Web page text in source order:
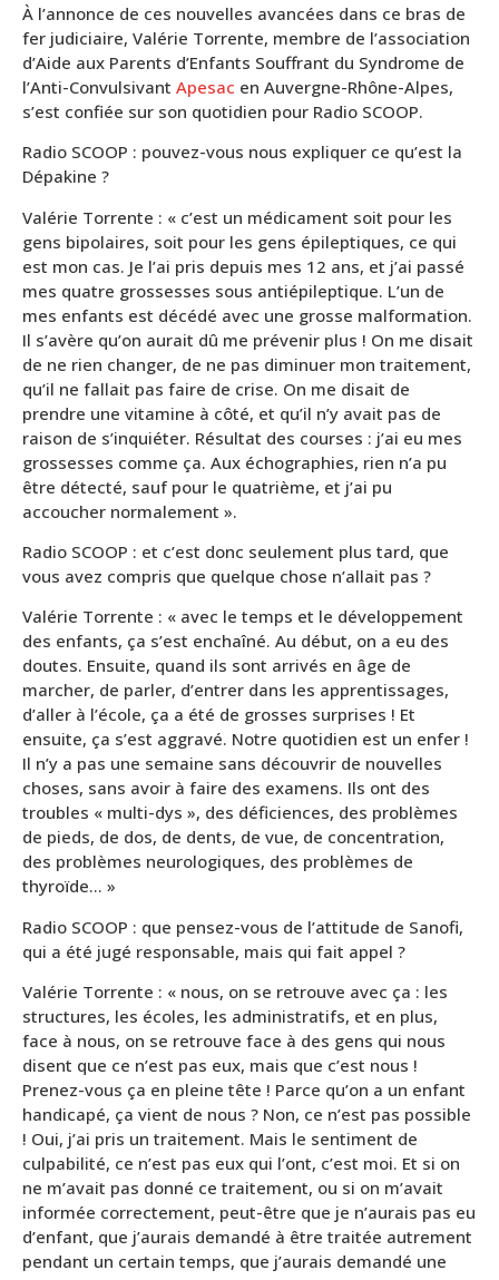
À l’annonce de ces nouvelles avancées dans ce bras de
fer judiciaire, Valérie Torrente, membre de l’association
d’Aide aux Parents d’Enfants Souffrant du Syndrome de
l’Anti-Convulsivant Apesac en Auvergne-Rhône-Alpes,
s’est confiée sur son quotidien pour Radio SCOOP.
Radio SCOOP : pouvez-vous nous expliquer ce qu’est la
Dépakine ?
Valérie Torrente : « c’est un médicament soit pour les
gens bipolaires, soit pour les gens épileptiques, ce qui
est mon cas. Je l’ai pris depuis mes 12 ans, et j’ai passé
mes quatre grossesses sous antiépileptique. L’un de
mes enfants est décédé avec une grosse malformation.
Il s’avère qu’on aurait dû me prévenir plus ! On me disait
de ne rien changer, de ne pas diminuer mon traitement,
qu’il ne fallait pas faire de crise. On me disait de
prendre une vitamine à côté, et qu’il n’y avait pas de
raison de s’inquiéter. Résultat des courses : j’ai eu mes
grossesses comme ça. Aux échographies, rien n’a pu
être détecté, sauf pour le quatrième, et j’ai pu
accoucher normalement ».
Radio SCOOP : et c’est donc seulement plus tard, que
vous avez compris que quelque chose n’allait pas ?
Valérie Torrente : « avec le temps et le développement
des enfants, ça s’est enchaîné. Au début, on a eu des
doutes. Ensuite, quand ils sont arrivés en âge de
marcher, de parler, d’entrer dans les apprentissages,
d’aller à l’école, ça a été de grosses surprises ! Et
ensuite, ça s’est aggravé. Notre quotidien est un enfer !
Il n’y a pas une semaine sans découvrir de nouvelles
choses, sans avoir à faire des examens. Ils ont des
troubles « multi-dys », des déficiences, des problèmes
de pieds, de dos, de dents, de vue, de concentration,
des problèmes neurologiques, des problèmes de
thyroïde… »
Radio SCOOP : que pensez-vous de l’attitude de Sanofi,
qui a été jugé responsable, mais qui fait appel ?
Valérie Torrente : « nous, on se retrouve avec ça : les
structures, les écoles, les administratifs, et en plus,
face à nous, on se retrouve face à des gens qui nous
disent que ce n’est pas eux, mais que c’est nous !
Prenez-vous ça en pleine tête ! Parce qu’on a un enfant
handicapé, ça vient de nous ? Non, ce n’est pas possible
! Oui, j’ai pris un traitement. Mais le sentiment de
culpabilité, ce n’est pas eux qui l’ont, c’est moi. Et si on
ne m’avait pas donné ce traitement, ou si on m’avait
informée correctement, peut-être que je n’aurais pas eu
d’enfant, que j’aurais demandé à être traitée autrement
pendant un certain temps, que j’aurais demandé une